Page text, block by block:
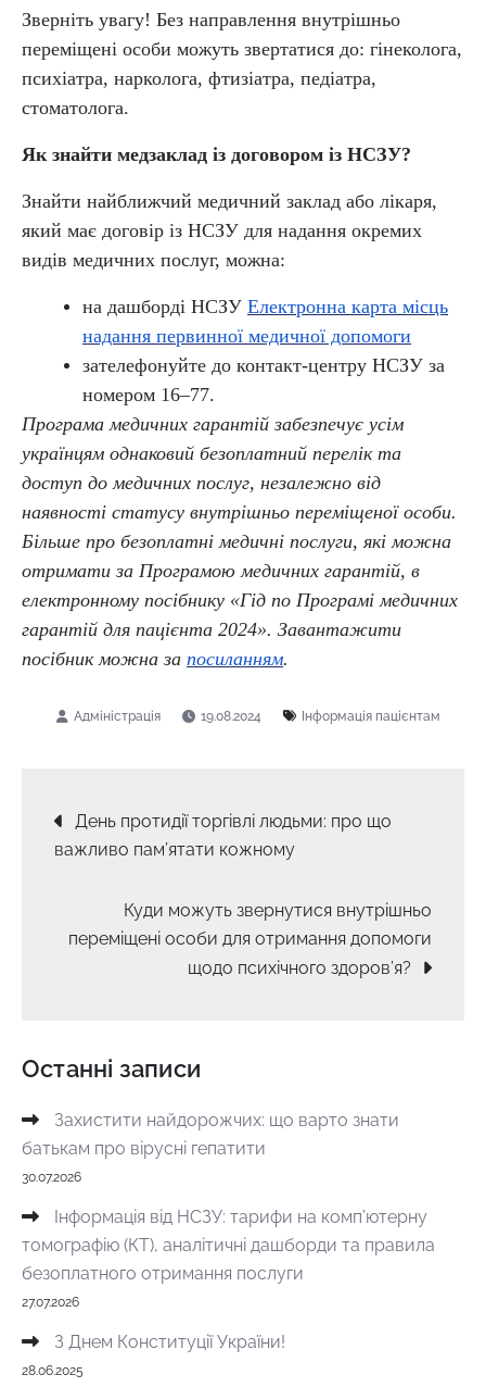
Зверніть увагу! Без направлення внутрішньо
переміщені особи можуть звертатися до: гінеколога,
психіатра, нарколога, фтизіатра, педіатра,
стоматолога.
Як знайти медзаклад із договором із НСЗУ?
Знайти найближчий медичний заклад або лікаря,
який має договір із НСЗУ для надання окремих
видів медичних послуг, можна:
на дашборді НСЗУ Електронна карта місць
надання первинної медичної допомоги
зателефонуйте до контакт-центру НСЗУ за
номером 16–77.
Програма медичних гарантій забезпечує усім
українцям однаковий безоплатний перелік та
доступ до медичних послуг, незалежно від
наявності статусу внутрішньо переміщеної особи.
Більше про безоплатні медичні послуги, які можна
отримати за Програмою медичних гарантій, в
електронному посібнику «Гід по Програмі медичних
гарантій для пацієнта 2024». Завантажити
посібник можна за посиланням.
19.08.2024 Інформація пацієнтам
Навігація
День протидії торгівлі людьми: про що
важливо пам’ятати кожному
Куди можуть звернутися внутрішньо
переміщені особи для отримання допомоги
щодо психічного здоров’я?
Останні записи
Захистити найдорожчих: що варто знати
батькам про вірусні гепатити
30.07.2026
Інформація від НСЗУ: тарифи на комп’ютерну
томографію (КТ), аналітичні дашборди та правила
безоплатного отримання послуги
27.07.2026
З Днем Конституції України!
28.06.2025